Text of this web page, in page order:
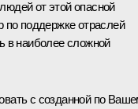
от этой опасной
по поддержке отраслей
в наиболее сложной
с созданной по